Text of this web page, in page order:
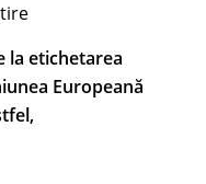
la etichetarea
Europeană